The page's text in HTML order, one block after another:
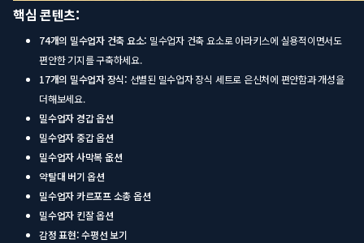
핵심 콘텐츠:
74개의 밀수업자 건축 요소: 밀수업자 건축 요소로 아라키스에 실용적이면서도
편안한 기지를 구축하세요.
17개의 밀수업자 장식: 선별된 밀수업자 장식 세트로 은신처에 편안함과 개성을
더해보세요.
밀수업자 경갑 옵션
밀수업자 중갑 옵션
밀수업자 사막복 옶션
약탈대 버기 옵션
밀수업자 카르포프 소총 옵션
밀수업자 킨잘 옵션
감정 표현: 수평선 보기